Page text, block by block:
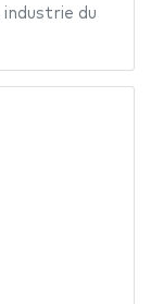
industrie du